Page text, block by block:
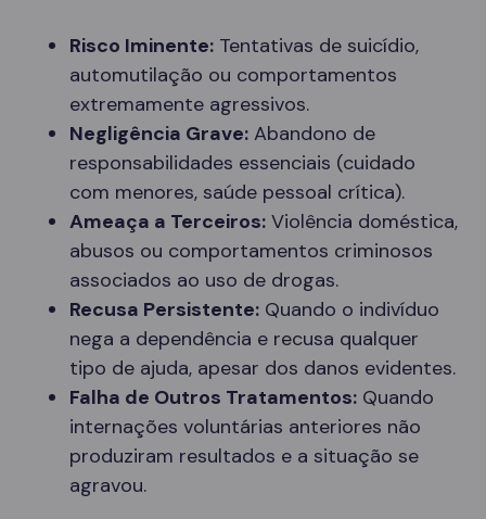
Risco Iminente: Tentativas de suicídio,
automutilação ou comportamentos
extremamente agressivos.
Negligência Grave: Abandono de
responsabilidades essenciais (cuidado
com menores, saúde pessoal crítica).
Ameaça a Terceiros: Violência doméstica,
abusos ou comportamentos criminosos
associados ao uso de drogas.
Recusa Persistente: Quando o indivíduo
nega a dependência e recusa qualquer
tipo de ajuda, apesar dos danos evidentes.
Falha de Outros Tratamentos: Quando
internações voluntárias anteriores não
produziram resultados e a situação se
agravou.